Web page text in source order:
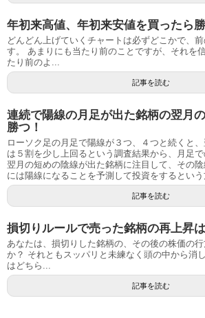
年初来高値、年初来安値を買ったら
どんどん上げていくチャートは必ずどこかで、
す。 あまりにも当たり前のことですが、それを
たり前のよ...
記事を読む
連続で陽線の月足が出た銘柄の翌月
勝つ！
ローソク足の月足で陽線が３つ、４つと続くと
は５割を少し上回るという調査結果から、月足
翌月の短めの陰線が出た銘柄に注目して、その
には陽線になることを予測して投資をするという
記事を読む
損切りルールで売った銘柄の再上昇
あなたは、損切りした銘柄の、その後の株価の
か？ それともスッパリと未練なく頭の中から消
はどちら...
記事を読む